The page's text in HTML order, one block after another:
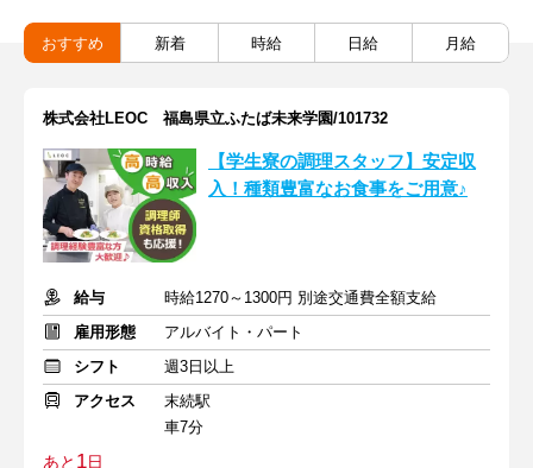
おすすめ 新着 時給 日給 月給
株式会社LEOC 福島県立ふたば未来学園/101732
【学生寮の調理スタッフ】安定収
入！種類豊富なお食事をご用意♪
給与
時給1270～1300円 別途交通費全額支給
雇用形態
アルバイト・パート
シフト
週3日以上
アクセス
末続駅
車7分
あと 1日